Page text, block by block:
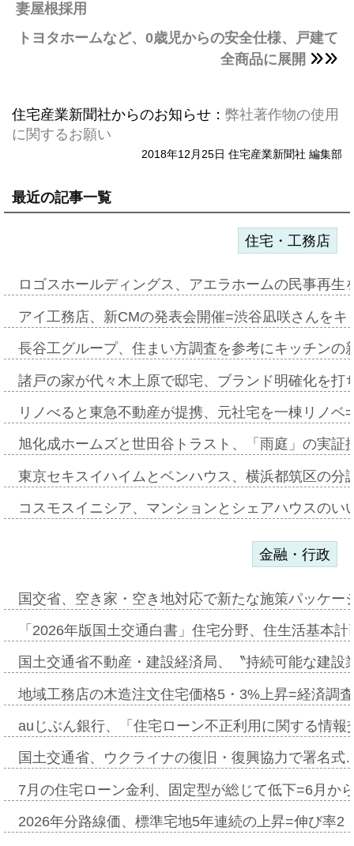
妻屋根採用
トヨタホームなど、0歳児からの安全仕様、戸建て
全商品に展開
住宅産業新聞社からのお知らせ： 弊社著作物の使用
に関するお願い
2018年12月25日 住宅産業新聞社 編集部
最近の記事一覧
住宅・工務店
ロゴスホールディングス、アエラホームの民事再
アイ工務店、新CMの発表会開催=渋谷凪咲さんを
長谷工グループ、住まい方調査を参考にキッチン
諸戸の家が代々木上原で邸宅、ブランド明確化を
リノべると東急不動産が提携、元社宅を一棟リノ
旭化成ホームズと世田谷トラスト、「雨庭」の実
東京セキスイハイムとベンハウス、横浜都筑区の
コスモスイニシア、マンションとシェアハウスの
金融・行政
国交省、空き家・空き地対応で新たな施策パッケ
「2026年版国土交通白書」住宅分野、住生活基本
国土交通省不動産・建設経済局、〝持続可能な建
地域工務店の木造注文住宅価格5・3%上昇=経済調
auじぶん銀行、「住宅ローン不正利用に関する情
国土交通省、ウクライナの復旧・復興協力で署名
7月の住宅ローン金利、固定型が総じて低下=6月か
2026年分路線価、標準宅地5年連続の上昇=伸び率